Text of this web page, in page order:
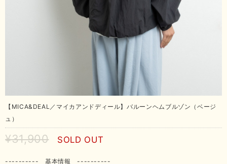
【MICA&DEAL／マイカアンドディール】バルーンヘムブルゾン（ベージ
ュ）
¥31,900 SOLD OUT
---------- 基本情報 ----------